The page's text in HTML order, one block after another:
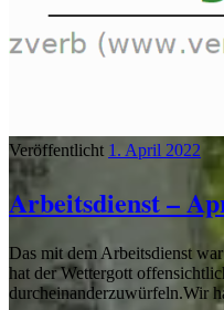
Veröffentlicht 1. April 2022
Arbeitsdienst –
Das mit dem Arbeitsdienst
hat der Wettergott
durcheinanderzuwürfeln.Wir